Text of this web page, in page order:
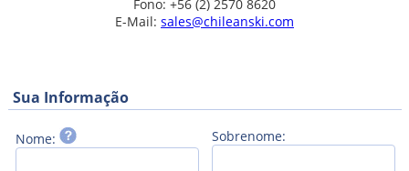
Fono: +56 (2) 2570 8620
E-Mail: sales@chileanski.com
Sua Informação
Nome: Sobrenome: